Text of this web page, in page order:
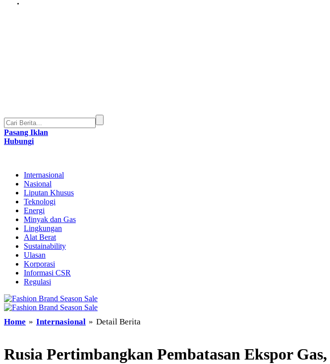
Pasang Iklan
Hubungi
Internasional
Nasional
Liputan Khusus
Teknologi
Energi
Minyak dan Gas
Lingkungan
Alat Berat
Sustainability
Ulasan
Korporasi
Informasi CSR
Regulasi
Home » Internasional » Detail Berita
Rusia Pertimbangkan Pembatasan Ekspor